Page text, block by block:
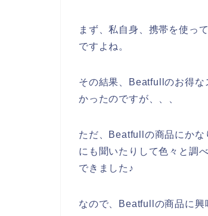
まず、私自身、携帯を使っ
ですよね。
その結果、Beatfullのお得な
かったのですが、、、
ただ、Beatfullの商品にか
にも聞いたりして色々と調
できました♪
なので、Beatfullの商品に興